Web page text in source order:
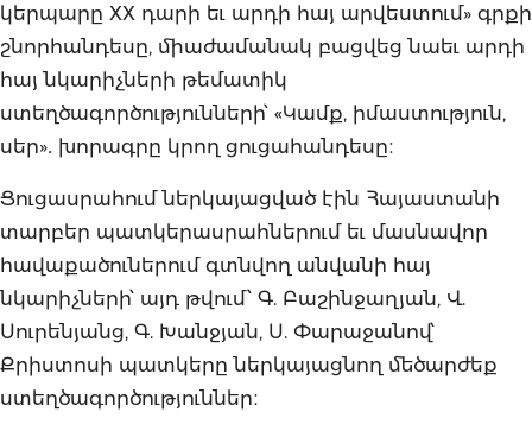
կերպարը XX դարի եւ արդի հայ արվեստում» գրքի
շնորհանդեսը, միաժամանակ բացվեց նաեւ արդի
հայ նկարիչների թեմատիկ
ստեղծագործությունների՝ «Կամք, իմաստություն,
սեր»․ խորագրը կրող ցուցահանդեսը։
Ցուցասրահում ներկայացված էին Հայաստանի
տարբեր պատկերասրահներում եւ մասնավոր
հավաքածուներում գտնվող անվանի հայ
նկարիչների՝ այդ թվում՝ Գ. Բաշինջաղյան, Վ.
Սուրենյանց, Գ. Խանջյան, Ս. Փարաջանով՝
Քրիստոսի պատկերը ներկայացնող մեծարժեք
ստեղծագործություններ։